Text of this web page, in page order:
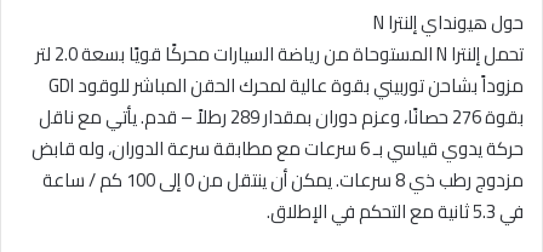
حول هيونداي إلنترا N
تحمل إلنترا N المستوحاة من رياضة السيارات محركًا قويًا بسعة 2.0 لتر
مزوداً بشاحن توربيني بقوة عالية لمحرك الحقن المباشر للوقود GDI
بقوة 276 حصانًا، وعزم دوران بمقدار 289 رطلاً – قدم. يأتي مع ناقل
حركة يدوي قياسي بـ 6 سرعات مع مطابقة سرعة الدوران، وله قابض
مزدوج رطب ذي 8 سرعات. يمكن أن ينتقل من 0 إلى 100 كم / ساعة
في 5.3 ثانية مع التحكم في الإطلاق.